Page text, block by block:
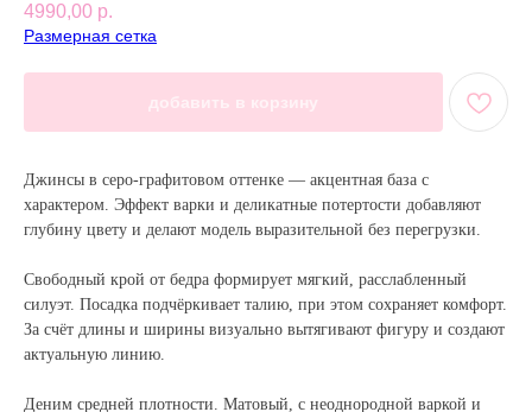
4990,00 р.
Размерная сетка
добавить в корзину
Джинсы в серо-графитовом оттенке — акцентная база с
характером. Эффект варки и деликатные потертости добавляют
глубину цвету и делают модель выразительной без перегрузки.
Свободный крой от бедра формирует мягкий, расслабленный
силуэт. Посадка подчёркивает талию, при этом сохраняет комфорт.
За счёт длины и ширины визуально вытягивают фигуру и создают
актуальную линию.
Деним средней плотности. Матовый, с неоднородной варкой и